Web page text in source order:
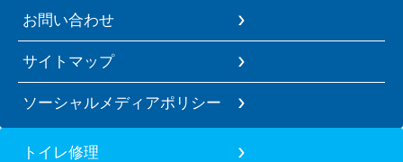
お問い合わせ
サイトマップ
ソーシャルメディアポリシー
トイレ修理